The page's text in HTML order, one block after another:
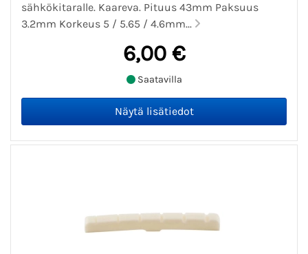
sähkökitaralle. Kaareva. Pituus 43mm Paksuus
3.2mm Korkeus 5 / 5.65 / 4.6mm...
6,00 €
Saatavilla